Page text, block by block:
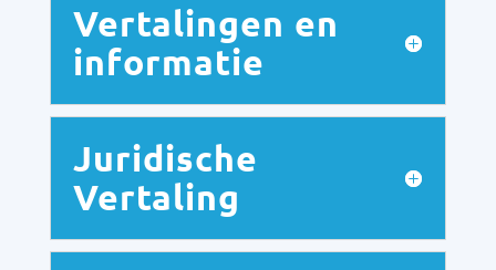
Vertalingen en
informatie
Juridische
Vertaling